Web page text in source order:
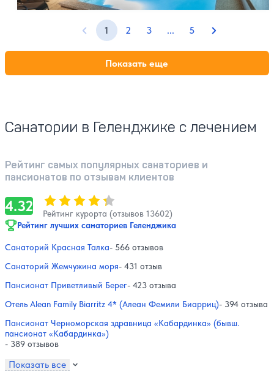
Предыдущая страница
1 2 3 ...Страницы с 4 по 4
5 Следующая
Показать еще
Санатории в Геленджике с лечением
Рейтинг самых популярных санаториев и
пансионатов по отзывам клиентов
4.32 Оценка, количество звезд:
Рейтинг курорта (отзывов 13602)
Рейтинг лучших санаториев Геленджика
Санаторий Красная Талка- 566 отзывов
Санаторий Жемчужина моря- 431 отзыв
Пансионат Приветливый Берег- 423 отзыва
Отель Alean Family Biarritz 4* (Алеан Фемили Биарриц)- 394 отзыва
Пансионат Черноморская здравница «Кабардинка» (бывш.
пансионат «Кабардинка»)
- 389 отзывов
Показать все